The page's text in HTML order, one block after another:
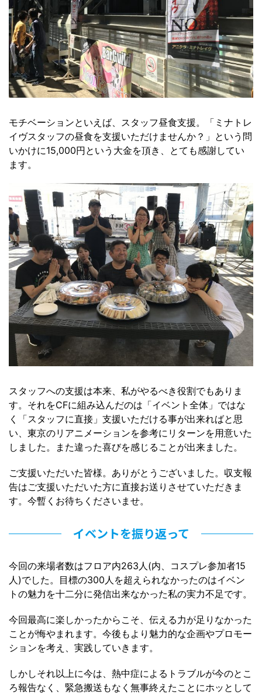
モチベーションといえば、スタッフ昼食支援。「ミナトレ
イヴスタッフの昼食を支援いただけませんか？」という問
いかけに15,000円という大金を頂き、とても感謝してい
ます。
スタッフへの支援は本来、私がやるべき役割でもありま
す。それをCFに組み込んだのは「イベント全体」ではな
く「スタッフに直接」支援いただける事が出来ればと思
い、東京のリアニメーションを参考にリターンを用意いた
しました。また違った喜びを感じることが出来ました。
ご支援いただいた皆様。ありがとうございました。収支報
告はご支援いただいた方に直接お送りさせていただきま
す。今暫くお待ちくださいませ。
イベントを振り返って
今回の来場者数はフロア内263人(内、コスプレ参加者15
人)でした。目標の300人を超えられなかったのはイベン
トの魅力を十二分に発信出来なかった私の実力不足です。
今回最高に楽しかったからこそ、伝える力が足りなかった
ことが悔やまれます。今後もより魅力的な企画やプロモー
ションを考え、実践していきます。
しかしそれ以上に今は、熱中症によるトラブルが今のとこ
ろ報告なく、緊急搬送もなく無事終えたことにホッとして